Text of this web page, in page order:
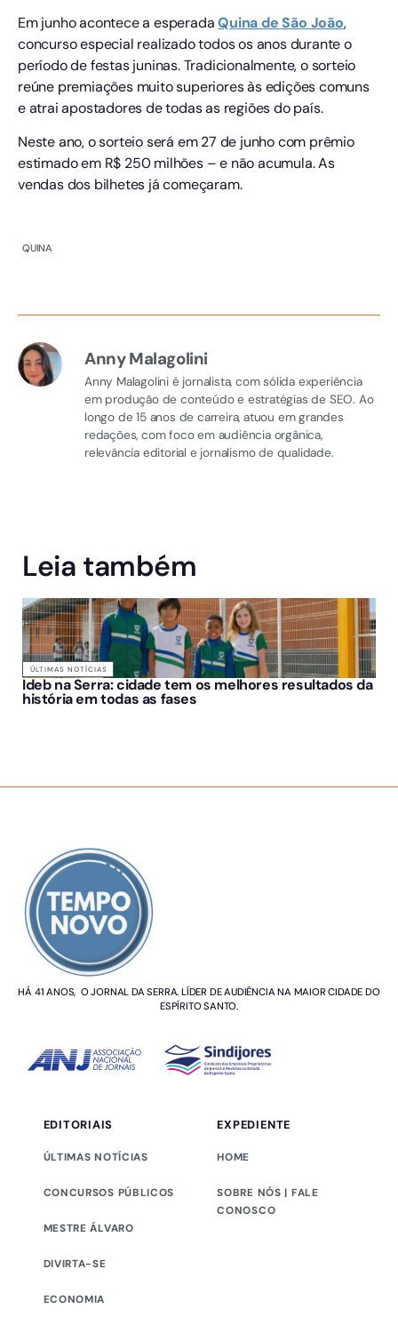
Em junho acontece a esperadaQuina de São João,
concurso especial realizado todos os anos durante o
período de festas juninas. Tradicionalmente, o sorteio
reúne premiações muito superiores às edições comuns
e atrai apostadores de todas as regiões do país.
Neste ano, o sorteio será em 27 de junho com prêmio
estimado em R$ 250 milhões – e não acumula. As
vendas dos bilhetes já começaram.
QUINA
Anny Malagolini
Anny Malagolini é jornalista, com sólida experiência
em produção de conteúdo e estratégias de SEO. Ao
longo de 15 anos de carreira, atuou em grandes
redações, com foco em audiência orgânica,
relevância editorial e jornalismo de qualidade.
Leia também
ÚLTIMAS NOTÍCIAS
Ideb na Serra: cidade tem os melhores resultados da
história em todas as fases
HÁ 41 ANOS, O JORNAL DA SERRA. LÍDER DE AUDIÊNCIA NA MAIOR CIDADE DO
ESPÍRITO SANTO.
EDITORIAIS
ÚLTIMAS NOTÍCIAS
CONCURSOS PÚBLICOS
MESTRE ÁLVARO
DIVIRTA-SE
ECONOMIA
EXPEDIENTE
HOME
SOBRE NÓS | FALE
CONOSCO